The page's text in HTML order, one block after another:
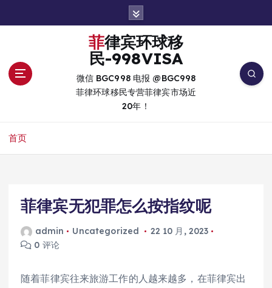
菲律宾环球移
民-998VISA
微信 BGC998 电报 @BGC998
菲律环球移民专营菲律宾市场近
20年！
首页
菲律宾无犯罪怎么按指纹呢
admin Uncategorized
22 10 月, 2023
0 评论
随着菲律宾往来旅游工作的人越来越多，在菲律宾出